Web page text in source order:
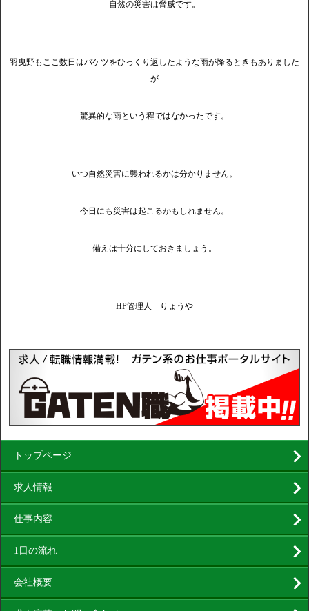
自然の災害は脅威です。
羽曳野もここ数日はバケツをひっくり返したような雨が降るときもありました
が
驚異的な雨という程ではなかったです。
いつ自然災害に襲われるかは分かりません。
今日にも災害は起こるかもしれません。
備えは十分にしておきましょう。
HP管理人 りょうや
トップページ
求人情報
仕事内容
1日の流れ
会社概要